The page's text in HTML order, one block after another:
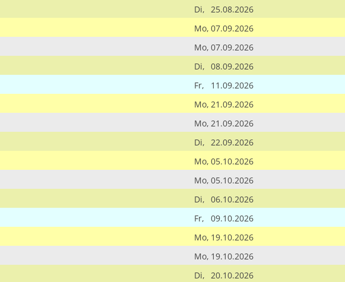
Di, 25.08.2026
Mo, 07.09.2026
Mo, 07.09.2026
Di, 08.09.2026
Fr,
11.09.2026
Mo, 21.09.2026
Mo, 21.09.2026
Di, 22.09.2026
Mo, 05.10.2026
Mo, 05.10.2026
Di, 06.10.2026
Fr,
09.10.2026
Mo, 19.10.2026
Mo, 19.10.2026
Di, 20.10.2026